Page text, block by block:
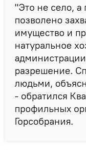
"Это не село,
позволено
имущество и
натуральное
разрешение.
людьми,
- обратился
профильных
Горсобрания.